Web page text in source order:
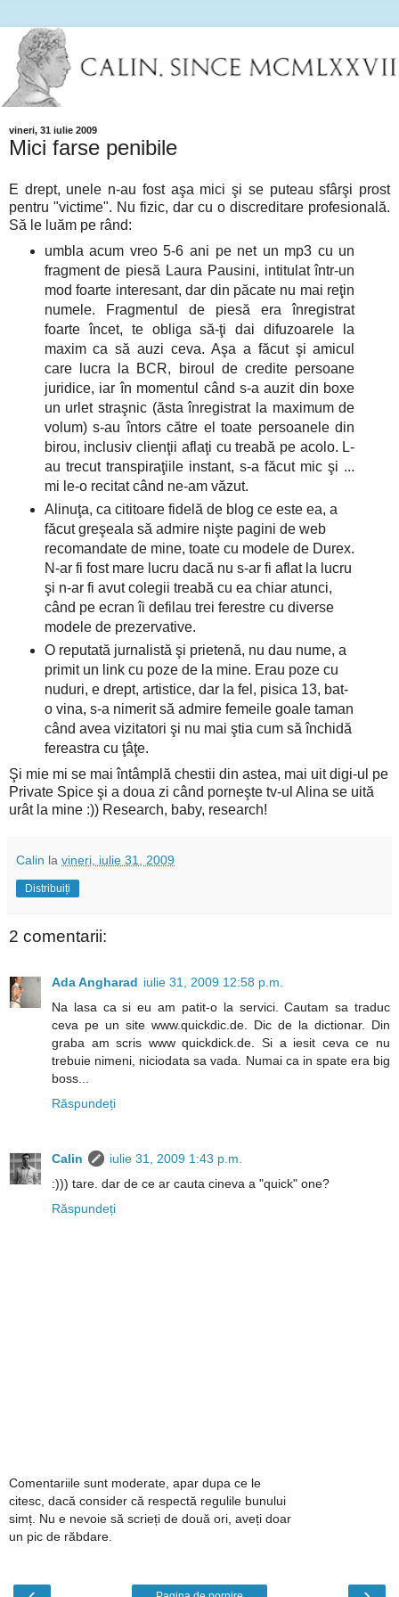
vineri, 31 iulie 2009
Mici farse penibile
E drept, unele n-au fost aşa mici şi se puteau sfârşi prost
pentru "victime". Nu fizic, dar cu o discreditare profesională.
Să le luăm pe rând:
umbla acum vreo 5-6 ani pe net un mp3 cu un
fragment de piesă Laura Pausini, intitulat într-un
mod foarte interesant, dar din păcate nu mai reţin
numele. Fragmentul de piesă era înregistrat
foarte încet, te obliga să-ţi dai difuzoarele la
maxim ca să auzi ceva. Aşa a făcut şi amicul
care lucra la BCR, biroul de credite persoane
juridice, iar în momentul când s-a auzit din boxe
un urlet straşnic (ăsta înregistrat la maximum de
volum) s-au întors către el toate persoanele din
birou, inclusiv clienţii aflaţi cu treabă pe acolo. L-
au trecut transpiraţiile instant, s-a făcut mic şi ...
mi le-o recitat când ne-am văzut.
Alinuţa, ca cititoare fidelă de blog ce este ea, a
făcut greşeala să admire nişte pagini de web
recomandate de mine, toate cu modele de Durex.
N-ar fi fost mare lucru dacă nu s-ar fi aflat la lucru
şi n-ar fi avut colegii treabă cu ea chiar atunci,
când pe ecran îi defilau trei ferestre cu diverse
modele de prezervative.
O reputată jurnalistă şi prietenă, nu dau nume, a
primit un link cu poze de la mine. Erau poze cu
nuduri, e drept, artistice, dar la fel, pisica 13, bat-
o vina, s-a nimerit să admire femeile goale taman
când avea vizitatori şi nu mai ştia cum să închidă
fereastra cu ţâţe.
Şi mie mi se mai întâmplă chestii din astea, mai uit digi-ul pe
Private Spice şi a doua zi când porneşte tv-ul Alina se uită
urât la mine :)) Research, baby, research!
Calin la vineri, iulie 31, 2009
Distribuiți
2 comentarii:
Ada Angharad iulie 31, 2009 12:58 p.m.
Na lasa ca si eu am patit-o la servici. Cautam sa traduc
ceva pe un site www.quickdic.de. Dic de la dictionar. Din
graba am scris www quickdick.de. Si a iesit ceva ce nu
trebuie nimeni, niciodata sa vada. Numai ca in spate era big
boss...
Răspundeți
Calin
iulie 31, 2009 1:43 p.m.
:))) tare. dar de ce ar cauta cineva a "quick" one?
Răspundeți
Comentariile sunt moderate, apar dupa ce le
citesc, dacă consider că respectă regulile bunului
simț. Nu e nevoie să scrieți de două ori, aveți doar
un pic de răbdare.